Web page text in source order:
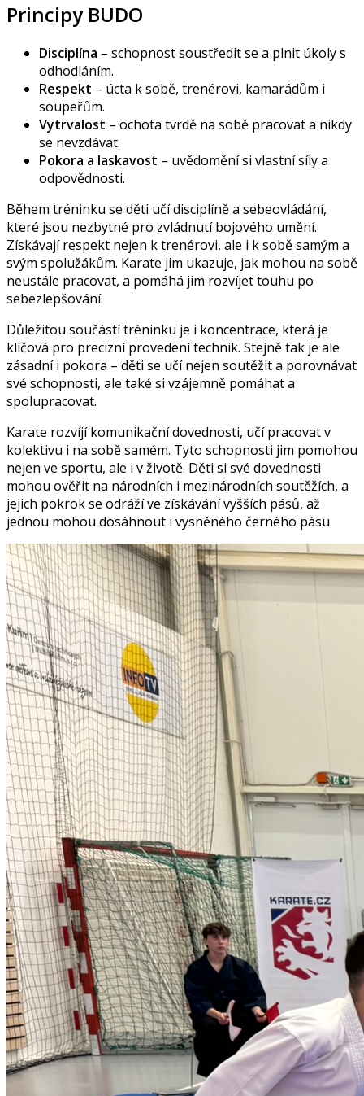
Principy BUDO
Disciplína – schopnost soustředit se a plnit úkoly s
odhodláním.
Respekt – úcta k sobě, trenérovi, kamarádům i
soupeřům.
Vytrvalost – ochota tvrdě na sobě pracovat a nikdy
se nevzdávat.
Pokora a laskavost – uvědomění si vlastní síly a
odpovědnosti.
Během tréninku se děti učí disciplíně a sebeovládání,
které jsou nezbytné pro zvládnutí bojového umění.
Získávají respekt nejen k trenérovi, ale i k sobě samým a
svým spolužákům. Karate jim ukazuje, jak mohou na sobě
neustále pracovat, a pomáhá jim rozvíjet touhu po
sebezlepšování.
Důležitou součástí tréninku je i koncentrace, která je
klíčová pro precizní provedení technik. Stejně tak je ale
zásadní i pokora – děti se učí nejen soutěžit a porovnávat
své schopnosti, ale také si vzájemně pomáhat a
spolupracovat.
Karate rozvíjí komunikační dovednosti, učí pracovat v
kolektivu i na sobě samém. Tyto schopnosti jim pomohou
nejen ve sportu, ale i v životě. Děti si své dovednosti
mohou ověřit na národních i mezinárodních soutěžích, a
jejich pokrok se odráží ve získávání vyšších pásů, až
jednou mohou dosáhnout i vysněného černého pásu.